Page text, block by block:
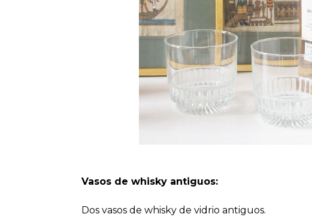
Vasos de whisky antiguos:
Dos vasos de whisky de vidrio antiguos.